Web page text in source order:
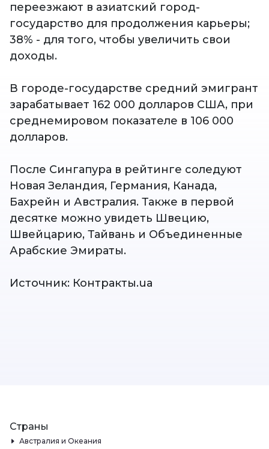
переезжают в азиатский город-
государство для продолжения карьеры;
38% - для того, чтобы увеличить свои
доходы.
В городе-государстве средний эмигрант
зарабатывает 162 000 долларов США, при
среднемировом показателе в 106 000
долларов.
После Сингапура в рейтинге соледуют
Новая Зеландия, Германия, Канада,
Бахрейн и Австралия. Также в первой
десятке можно увидеть Швецию,
Швейцарию, Тайвань и Объединенные
Арабские Эмираты.
Источник: Контракты.ua
Страны
Австралия и Океания